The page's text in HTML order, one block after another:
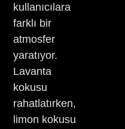
kullanıcılara
farklı bir
atmosfer
yaratıyor.
Lavanta
kokusu
rahatlatırken,
limon kokusu